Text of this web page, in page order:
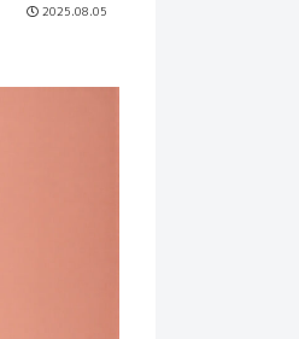
2025.08.05